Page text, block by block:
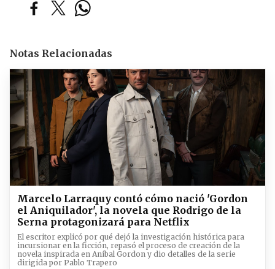
Notas Relacionadas
Marcelo Larraquy contó cómo nació 'Gordon
el Aniquilador', la novela que Rodrigo de la
Serna protagonizará para Netflix
El escritor explicó por qué dejó la investigación histórica para
incursionar en la ficción, repasó el proceso de creación de la
novela inspirada en Aníbal Gordon y dio detalles de la serie
dirigida por Pablo Trapero